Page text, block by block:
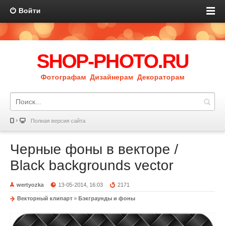
Войти
SHOP-PHOTO.RU
Фотографам Дизайнерам Декораторам
Полная версия сайта
Черные фоны в векторе /
Black backgrounds vector
wertyozka 13-05-2014, 16:03 2171
Векторный клипарт » Бэкграунды и фоны